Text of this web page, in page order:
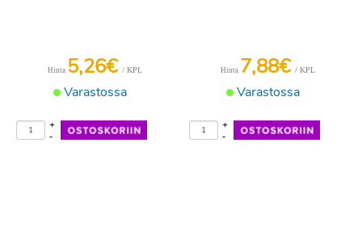
Varastossa
Hinta 5,26€ / KPL
-
+
Varastossa
Hinta 7,88€ / KPL
-
+